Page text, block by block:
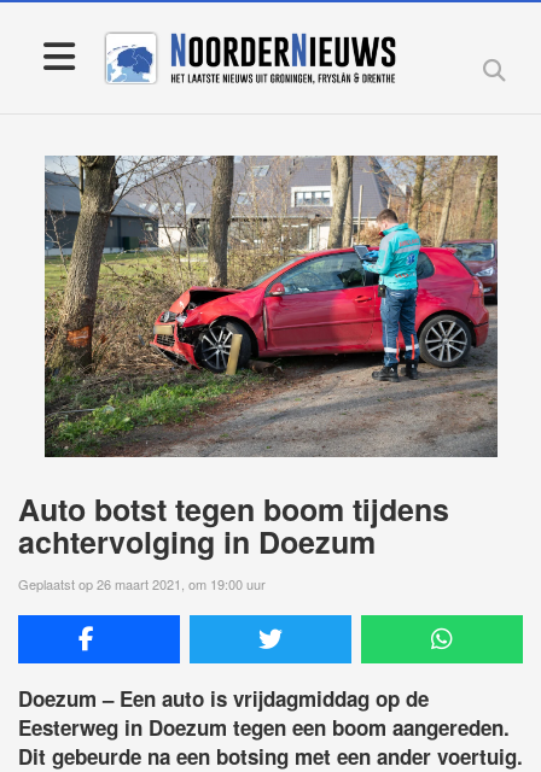
Auto botst tegen boom tijdens
achtervolging in Doezum
Geplaatst op 26 maart 2021, om 19:00 uur
Doezum – Een auto is vrijdagmiddag op de
Eesterweg in Doezum tegen een boom aangereden.
Dit gebeurde na een botsing met een ander voertuig.